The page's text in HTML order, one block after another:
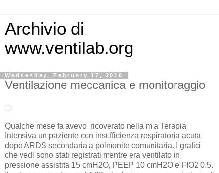
Archivio di
www.ventilab.org
Wednesday, February 17, 2010
Ventilazione meccanica e monitoraggio
Qualche mese fa avevo ricoverato nella mia Terapia
Intensiva un paziente con insufficienza respiratoria acuta
dopo ARDS secondaria a polmonite comunitaria. I grafici
che vedi sono stati registrati mentre era ventilato in
pressione assistita 15 cmH2O, PEEP 10 cmH2O e FIO2 0.5.